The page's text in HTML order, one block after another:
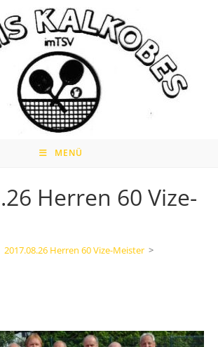
MENÜ
Herren 60 Vize-
2017.08.26 Herren 60 Vize-Meister >